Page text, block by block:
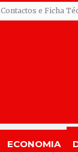
Contactos e Ficha
ECONOMIA